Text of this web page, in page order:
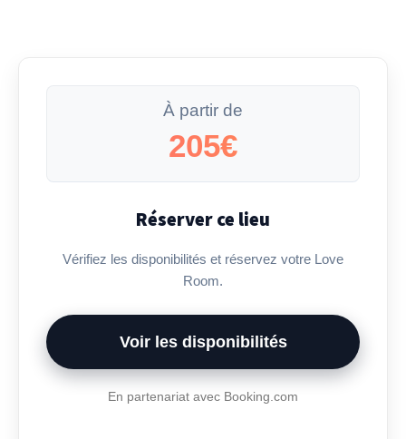
À partir de
205€
Réserver ce lieu
Vérifiez les disponibilités et réservez votre Love
Room.
Voir les disponibilités
En partenariat avec Booking.com